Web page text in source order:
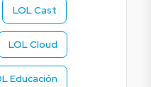
LOL Cast
LOL Cloud
Educación